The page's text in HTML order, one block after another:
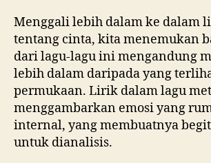
Menggali lebih dalam ke dalam
tentang cinta, kita menemukan
dari lagu-lagu ini mengandung
lebih dalam daripada yang
permukaan. Lirik dalam lagu
menggambarkan emosi yang
internal, yang membuatnya
untuk dianalisis.